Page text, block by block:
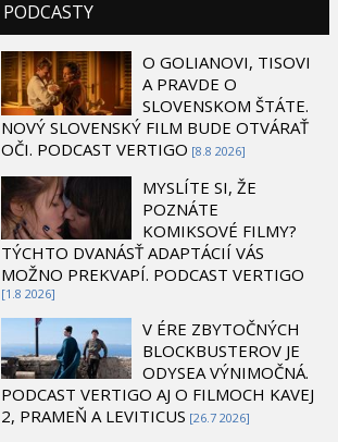
PODCASTY
O GOLIANOVI, TISOVI
A PRAVDE O
SLOVENSKOM ŠTÁTE.
NOVÝ SLOVENSKÝ FILM BUDE OTVÁRAŤ
OČI. PODCAST VERTIGO [8.8 2026]
MYSLÍTE SI, ŽE
POZNÁTE
KOMIKSOVÉ FILMY?
TÝCHTO DVANÁSŤ ADAPTÁCIÍ VÁS
MOŽNO PREKVAPÍ. PODCAST VERTIGO
[1.8 2026]
V ÉRE ZBYTOČNÝCH
BLOCKBUSTEROV JE
ODYSEA VÝNIMOČNÁ.
PODCAST VERTIGO AJ O FILMOCH KAVEJ
2, PRAMEŇ A LEVITICUS [26.7 2026]